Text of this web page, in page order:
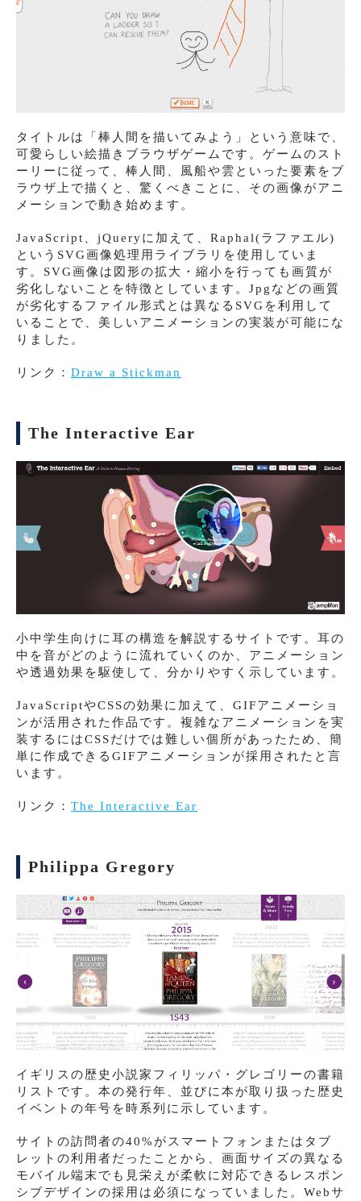
タイトルは「棒人間を描いてみよう」という意味で、
可愛らしい絵描きブラウザゲームです。ゲームのスト
ーリーに従って、棒人間、風船や雲といった要素をブ
ラウザ上で描くと、驚くべきことに、その画像がアニ
メーションで動き始めます。
JavaScript、jQueryに加えて、Raphal(ラファエル)
というSVG画像処理用ライブラリを使用していま
す。SVG画像は図形の拡大・縮小を行っても画質が
劣化しないことを特徴としています。Jpgなどの画質
が劣化するファイル形式とは異なるSVGを利用して
いることで、美しいアニメーションの実装が可能にな
りました。
リンク： Draw a Stickman
The Interactive Ear
小中学生向けに耳の構造を解説するサイトです。耳の
中を音がどのように流れていくのか、アニメーション
や透過効果を駆使して、分かりやすく示しています。
JavaScriptやCSSの効果に加えて、GIFアニメーショ
ンが活用された作品です。複雑なアニメーションを実
装するにはCSSだけでは難しい個所があったため、簡
単に作成できるGIFアニメーションが採用されたと言
います。
リンク： The Interactive Ear
Philippa Gregory
イギリスの歴史小説家フィリッパ・グレゴリーの書籍
リストです。本の発行年、並びに本が取り扱った歴史
イベントの年号を時系列に示しています。
サイトの訪問者の40%がスマートフォンまたはタブ
レットの利用者だったことから、画面サイズの異なる
モバイル端末でも見栄えが柔軟に対応できるレスポン
シブデザインの採用は必須になっていました。Webサ